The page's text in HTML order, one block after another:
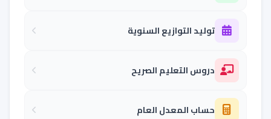
توليد التوازيع السنوية
دروس التعليم الصريح
حساب المعدل العام